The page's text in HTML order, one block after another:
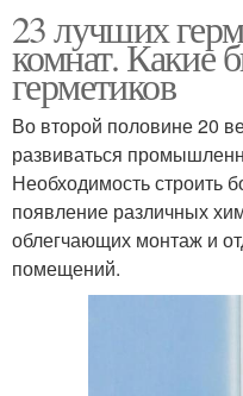
23 лучших
комнат. Какие
герметиков
Во второй половине 20
развиваться
Необходимость строить
появление различных
облегчающих монтаж и
помещений.